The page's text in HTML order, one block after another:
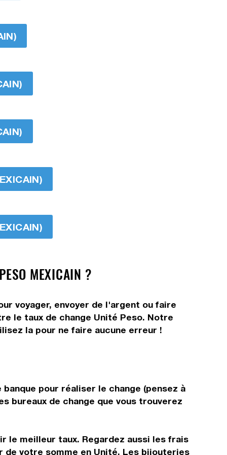
MEXICAIN ?
voyager, envoyer de l'argent ou faire
le taux de change Unité Peso. Notre
la pour ne faire aucune erreur !
pour réaliser le change (pensez à
bureaux de change que vous trouverez
le meilleur taux. Regardez aussi les frais
votre somme en Unité. Les bijouteries